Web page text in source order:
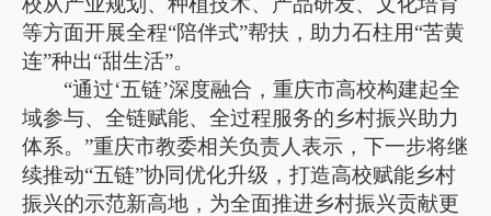
等方面开展全程“陪伴式”帮扶，助力石柱用“苦黄
连”种出“甜生活”。
“通过‘五链’深度融合，重庆市高校构建起全
域参与、全链赋能、全过程服务的乡村振兴助力
体系。”重庆市教委相关负责人表示，下一步将继
续推动“五链”协同优化升级，打造高校赋能乡村
振兴的示范新高地，为全面推进乡村振兴贡献更